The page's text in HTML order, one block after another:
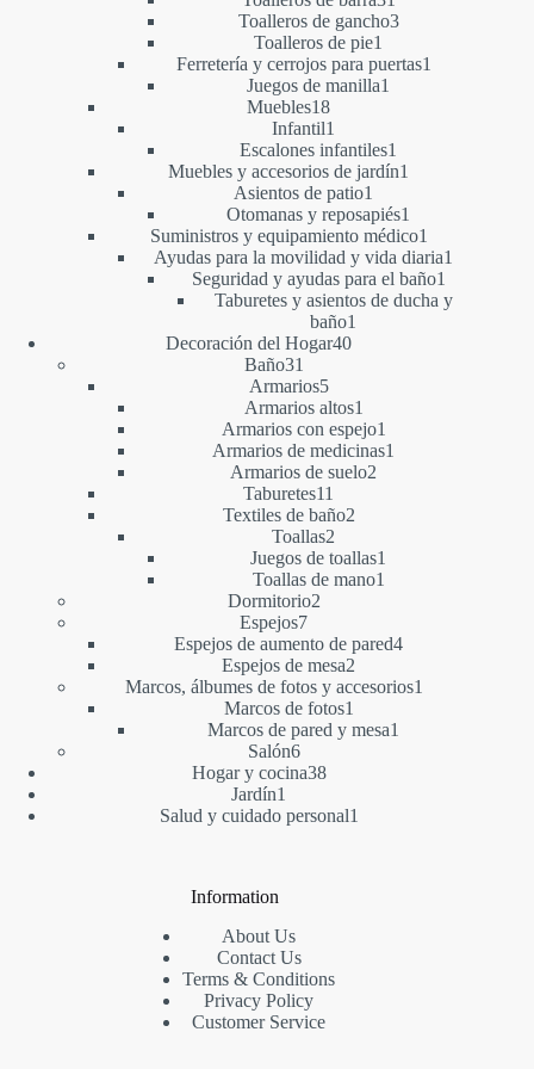
productos
Toalleros de gancho33
Toalleros de pie1
producto
Ferretería y cerrojos para puertas1
Juegos de manilla1
Muebles1818
productos
Infantil1
producto
Escalones infantiles1
producto
Muebles y accesorios de jardín1
Asientos de patio1
producto
Otomanas y reposapiés1
producto
Suministros y equipamiento médico1
producto
Ayudas para la movilidad y vida diaria1
Seguridad y ayudas para el baño1
producto
Taburetes y asientos de ducha y
baño1
Decoración del Hogar4040
Baño31
productos
Armarios55
productos
Armarios altos1
producto
Armarios con espejo1
producto
Armarios de medicinas1
Armarios de suelo2
Taburetes11
productos
Textiles de baño22
Toallas2
productos
Juegos de toallas1
Toallas de mano1
Dormitorio22
Espejos77
productos
Espejos de aumento de pared44
Espejos de mesa2
productos
Marcos, álbumes de fotos y accesorios1
Marcos de fotos1
producto
Marcos de pared y mesa1
Salón66
productos
Hogar y cocina3838
Jardín1
producto
Salud y cuidado personal1
Information
About Us
Contact Us
Terms & Conditions
Privacy Policy
Customer Service